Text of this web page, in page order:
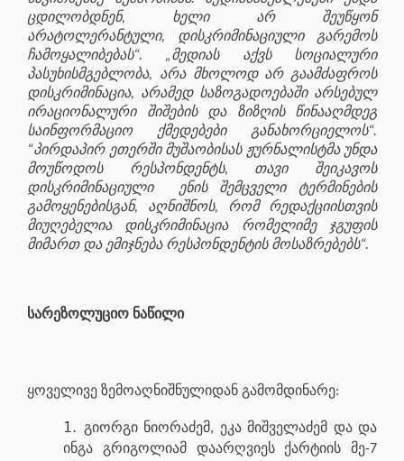
ცდილობდნენ, ხელი არ შეუწყონ
არატოლერანტული, დისკრიმინაციული გარემოს
ჩამოყალიბებას“. „მედიას აქვს სოციალური
პასუხისმგებლობა, არა მხოლოდ არ გაამძაფროს
დისკრიმინაცია, არამედ საზოგადოებაში არსებულ
ირაციონალური შიშების და ზიზღის წინააღმდეგ
საინფორმაციო ქმედებები განახორციელოს“.
“პირდაპირ ეთერში მუშაობისას ჟურნალისტმა უნდა
მოუწოდოს რესპონდენტს, თავი შეიკავოს
დისკრიმინაციული ენის შემცველი ტერმინების
გამოყენებისგან, აღნიშნოს, რომ რედაქციისთვის
მიუღებელია დისკრიმინაცია რომელიმე ჯგუფის
მიმართ და ემიჯნება რესპონდენტის მოსაზრებებს“.
სარეზოლუციო ნაწილი
ყოველივე ზემოაღნიშნულიდან გამომდინარე:
გიორგი ნიორაძემ, ეკა მიშველაძემ და და
ინგა გრიგოლიამ დაარღვიეს ქარტიის მე-7